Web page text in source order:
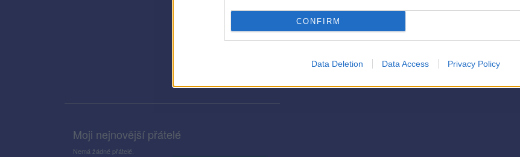
CONFIRM
Data Deletion Data Access Privacy Policy
Moji nejnovější přátelé
Nemá žádné přátelé.